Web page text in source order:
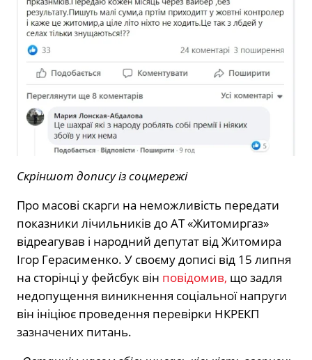
Скріншот допису із соцмережі
Про масові скарги на неможливість передати
показники лічильників до АТ «Житомиргаз»
відреагував і народний депутат від Житомира
Ігор Герасименко. У своєму дописі від 15 липня
на сторінці у фейсбук він повідомив, що задля
недопущення виникнення соціальної напруги
він ініціює проведення перевірки НКРЕКП
зазначених питань.